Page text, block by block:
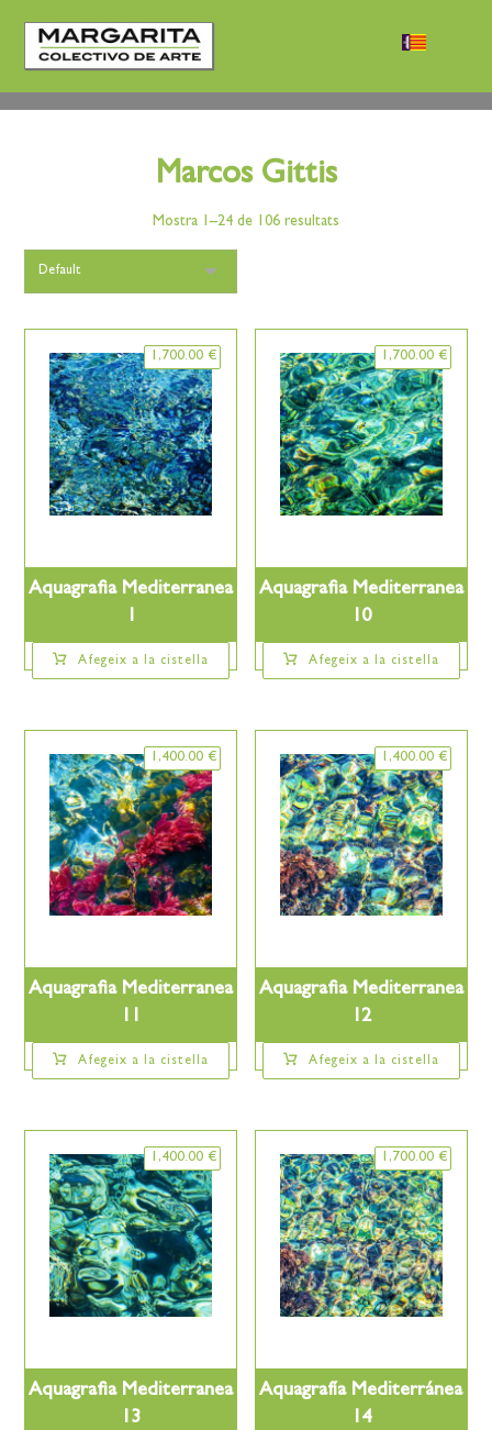
Marcos Gittis
Mostra 1–24 de 106 resultats
Aquagrafia Mediterranea
1
1,700.00 €
Afegeix a la cistella
Aquagrafia Mediterranea
10
1,700.00 €
Afegeix a la cistella
Aquagrafia Mediterranea
11
1,400.00 €
Afegeix a la cistella
Aquagrafia Mediterranea
12
1,400.00 €
Afegeix a la cistella
Aquagrafia Mediterranea
13
1,400.00 €
Aquagrafía Mediterránea
14
1,700.00 €